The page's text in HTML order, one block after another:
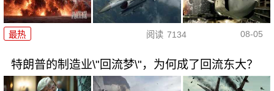
最热 阅读 7134 08-05
特朗普的制造业\"回流梦\"，为何成了回流东大？